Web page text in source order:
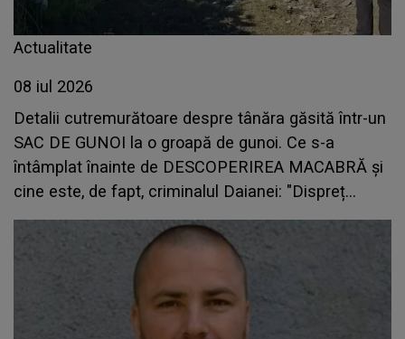
Actualitate
08 iul 2026
Detalii cutremurătoare despre tânăra găsită într-un
SAC DE GUNOI la o groapă de gunoi. Ce s-a
întâmplat înainte de DESCOPERIREA MACABRĂ și
cine este, de fapt, criminalul Daianei: "Dispreț
absolut față de..."